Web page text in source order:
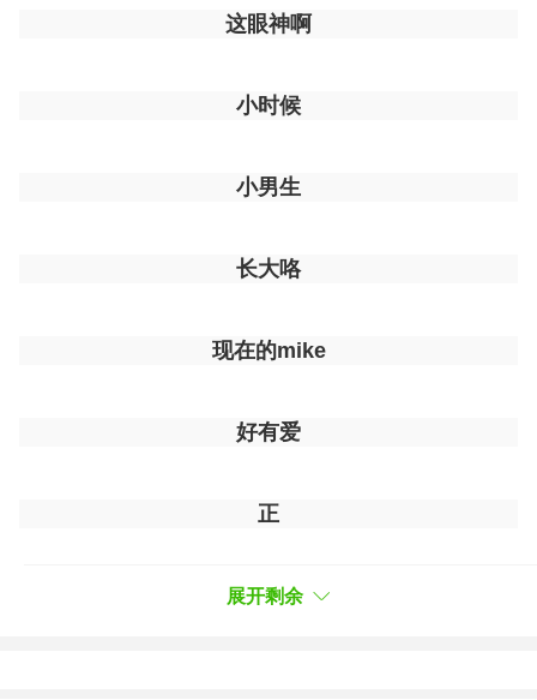
这眼神啊
小时候
小男生
长大咯
现在的mike
好有爱
正
这这，，
展开剩余